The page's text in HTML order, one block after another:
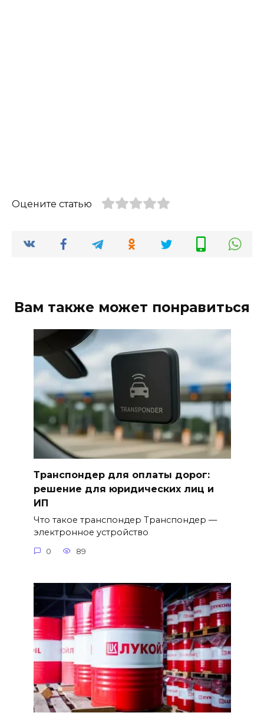
Оцените статью
Вам также может понравиться
Транспондер для оплаты дорог:
решение для юридических лиц и
ИП
Что такое транспондер Транспондер —
электронное устройство
0 89